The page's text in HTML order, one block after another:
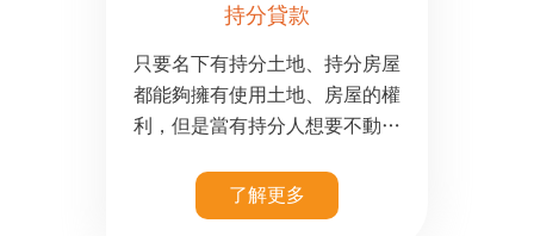
持分貸款
只要名下有持分土地、持分房屋
都能夠擁有使用土地、房屋的權
利，但是當有持分人想要不動產
遇到其他持分人不同意時，就無
法成功買賣或是成功跟銀行申辦
了解更多